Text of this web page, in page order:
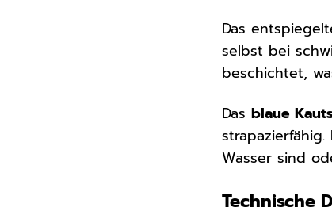
Das
selbst bei
beschichtet,
Dasblaue
Wasser sind
Technische